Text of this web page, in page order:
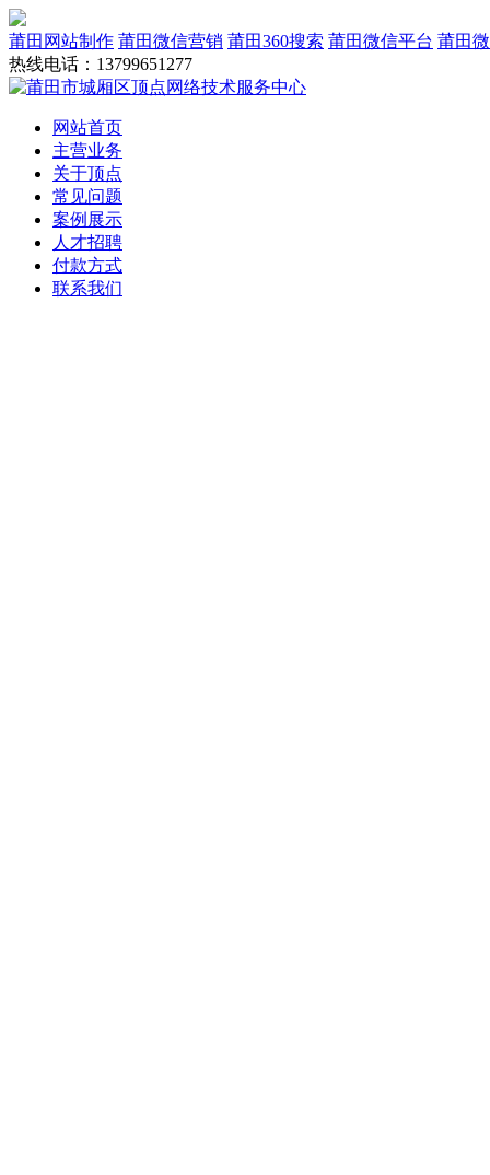
莆田网站制作 莆田微信营销 莆田360搜索 莆田微信平台 莆田
热线电话：13799651277
网站首页
主营业务
关于顶点
常见问题
案例展示
人才招聘
付款方式
联系我们